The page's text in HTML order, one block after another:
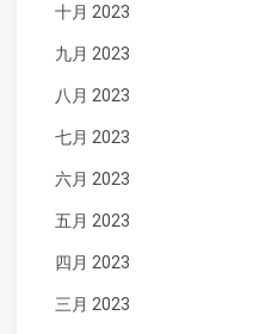
十月 2023
九月 2023
八月 2023
七月 2023
六月 2023
五月 2023
四月 2023
三月 2023